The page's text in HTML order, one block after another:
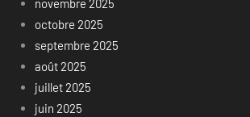
novembre 2025
octobre 2025
septembre 2025
août 2025
juillet 2025
juin 2025